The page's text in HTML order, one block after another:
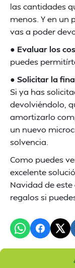
las cantidades
menos. Y en un
vas a poder
● Evaluar los
puedes
● Solicitar la
Si ya has
devolviéndolo,
amortizarlo
un nuevo
solvencia.
Como puedes
excelente
Navidad de
regalos si